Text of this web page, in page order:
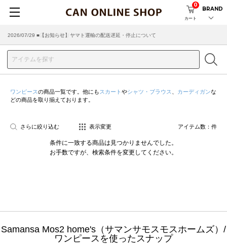
カート
0
BRAND
2026/07/29 ■【お知らせ】ヤマト運輸の配送遅延・停止について
2026/03/18 ■店舗受け取りサービスのご案内
ワンピースの商品一覧です。他にも スカート やシャツ・ブラウス カーディガンな
どの商品を取り揃えております。
さらに絞り込む 表示変更 アイテム数： 件
条件に一致する商品は見つかりませんでした。
お手数ですが、検索条件を変更してください。
Samansa Mos2 home's（サマンサモスモスホームズ）/
ワンピースを使ったスナップ